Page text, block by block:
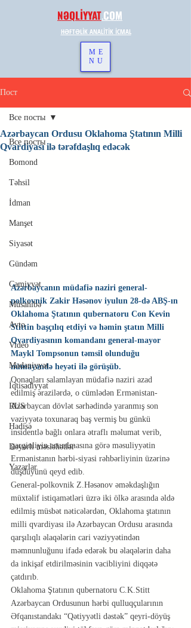
NƏQLİYYAT.COM
HƏFTƏLİK ANALİTİK İCMAL
ME
NU
Пост
Все посты
Bomond
Təhsil
İdman
Manşet
Siyasət
Gündəm
Cəmiyyət
Müsahibə
Avto
Video
Mədəniyyət
İqtisadiyyat
RUS
Hadisə
Dəyərli məsləhətlər
Yazarlar
Все посты
Azərbaycan Ordusu Oklahoma Ştatının Milli
Qvardiyası ilə tərəfdaşlıq edəcək
Azərbaycanın müdafiə naziri general-
polkovnik Zakir Həsənov iyulun 28-də ABŞ-ın
Oklahoma Ştatının qubernatoru Con Kevin
Stittin başçılıq etdiyi və həmin ştatın Milli
Qvardiyasının komandanı general-mayor
Maykl Tompsonun təmsil olunduğu
nümayəndə heyəti ilə görüşüb.
Qonaqları salamlayan müdafiə naziri azad
edilmiş ərazilərdə, o cümlədən Ermənistan-
Azərbaycan dövlət sərhədində yaranmış son
vəziyyətə toxunaraq baş vermiş bu günkü
insidentlə bağlı onlara ətraflı məlumat verib,
gərginliyin artırılmasına görə məsuliyyətin
Ermənistanın hərbi-siyasi rəhbərliyinin üzərinə
düşdüyünü qeyd edib.
General-polkovnik Z.Həsənov əməkdaşlığın
müxtəlif istiqamətləri üzrə iki ölkə arasında əldə
edilmiş müsbət nəticələrdən, Oklahoma ştatının
milli qvardiyası ilə Azərbaycan Ordusu arasında
qarşılıqlı əlaqələrin cari vəziyyətindən
məmnunluğunu ifadə edərək bu əlaqələrin daha
da inkişaf etdirilməsinin vacibliyini diqqətə
çatdırıb.
Oklahoma Ştatının qubernatoru C.K.Stitt
Azərbaycan Ordusunun hərbi qulluqçularının
Əfqanıstandakı “Qətiyyətli dəstək” qeyri-döyüş